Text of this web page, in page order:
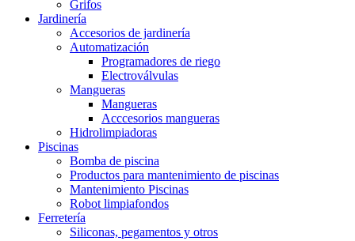
Grifos
Jardinería
Accesorios de jardinería
Automatización
Programadores de riego
Electroválvulas
Mangueras
Mangueras
Acccesorios mangueras
Hidrolimpiadoras
Piscinas
Bomba de piscina
Productos para mantenimiento de piscinas
Mantenimiento Piscinas
Robot limpiafondos
Ferretería
Siliconas, pegamentos y otros